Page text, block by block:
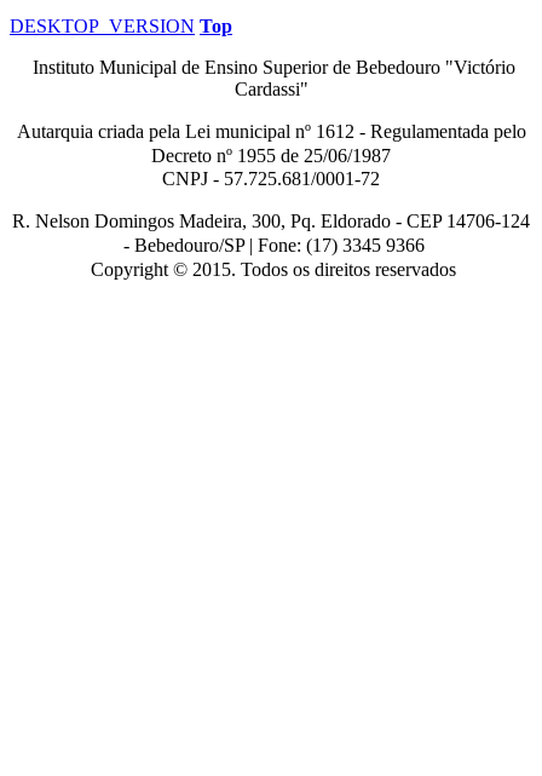
DESKTOP_VERSION Top
Instituto Municipal de Ensino Superior de Bebedouro "Victório
Cardassi"
Autarquia criada pela Lei municipal nº1612 - Regulamentada pelo
Decreto nº 1955 de 25/06/1987
CNPJ - 57.725.681/0001-72
R. Nelson Domingos Madeira, 300, Pq. Eldorado - CEP 14706-124
- Bebedouro/SP | Fone: (17) 3345 9366
Copyright © 2015. Todos os direitos reservados